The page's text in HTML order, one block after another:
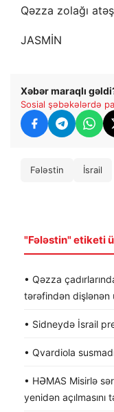
Qəzza zolağı
JASMİN
Xəbər maraqlı
Sosial şəbəkələrdə
Fələstin İsrail
"Fələstin" etiketi
• Qəzza
tərəfindən dişlənən
• Sidneydə İsrail
• Qvardiola
• HƏMAS Misirlə
yenidən açılmasını